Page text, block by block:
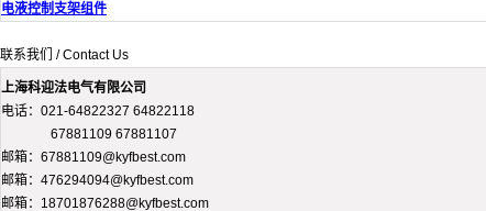
电液控制支架组件
联系我们 / Contact Us
上海科迎法电气有限公司
电话：021-64822327 64822118
67881109 67881107
邮箱：67881109@kyfbest.com
邮箱：476294094@kyfbest.com
邮箱：18701876288@kyfbest.com